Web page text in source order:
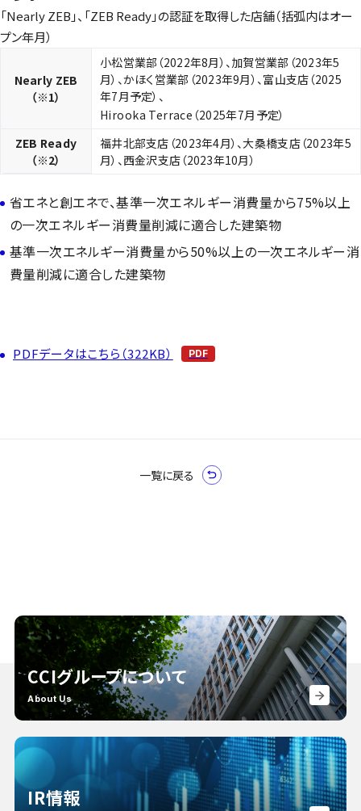
「Nearly ZEB」、「ZEB Ready」の認証を取得した店舗（括弧内はオー
プン年月）
Nearly ZEB
（※1）
小松営業部（2022年8月）、加賀営業部（2023年5
月）、かほく営業部（2023年9月）、富山支店（2025
年7月予定）、
Hirooka Terrace（2025年7月予定）
ZEB Ready
（※2）
福井北部支店（2023年4月）、大桑橋支店（2023年5
月）、西金沢支店（2023年10月）
省エネと創エネで、基準一次エネルギー消費量から75%以上
の一次エネルギー消費量削減に適合した建築物
基準一次エネルギー消費量から50%以上の一次エネルギー消
費量削減に適合した建築物
PDFデータはこちら（322KB）
一覧に戻る
CCIグループについて
About Us
IR情報